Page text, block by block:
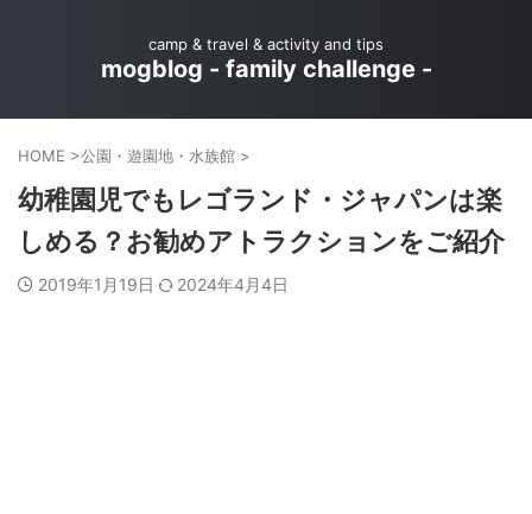
camp & travel & activity and tips
mogblog - family challenge -
HOME >公園・遊園地・水族館 >
幼稚園児でもレゴランド・ジャパンは楽
しめる？お勧めアトラクションをご紹介
2019年1月19日 2024年4月4日